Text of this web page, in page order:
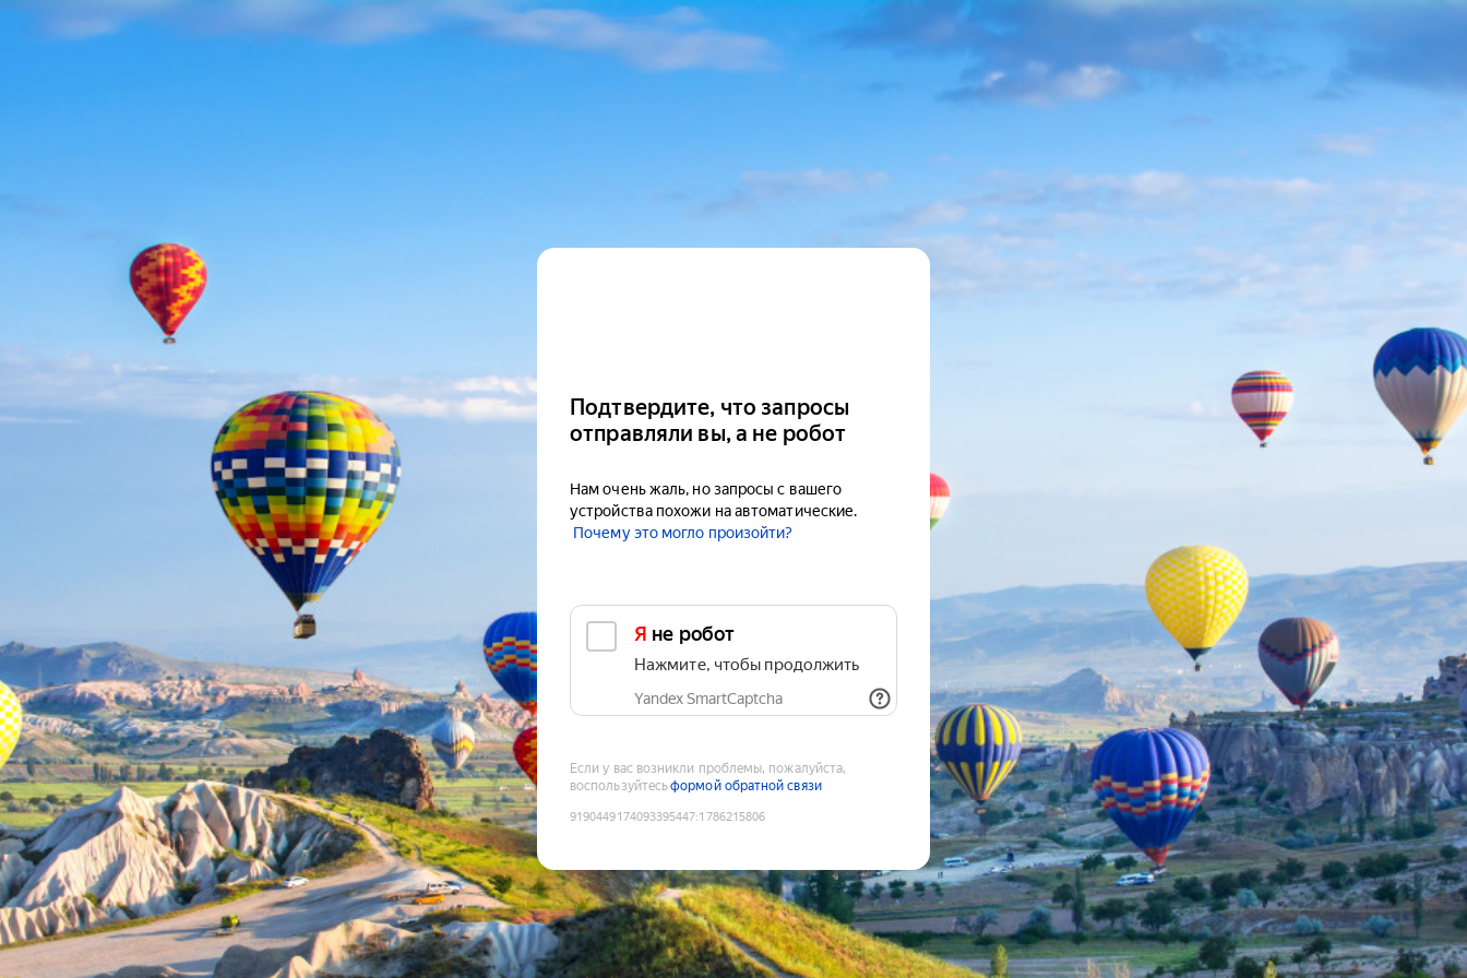
Подтвердите, что запросы
отправляли вы, а не робот
Нам очень жаль, но запросы с вашего
устройства похожи на автоматические.
Почему это могло произойти?
Я не робот
Нажмите, чтобы продолжить
Yandex SmartCaptcha
Если у вас возникли проблемы, пожалуйста,
воспользуйтесьформой обратной связи
9190449174093395447:1786215806